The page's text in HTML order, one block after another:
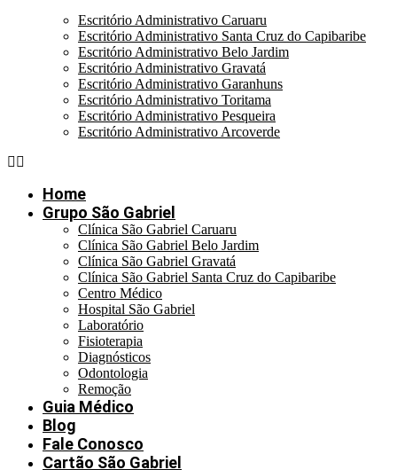
Escritório Administrativo Caruaru
Escritório Administrativo Santa Cruz do Capibaribe
Escritório Administrativo Belo Jardim
Escritório Administrativo Gravatá
Escritório Administrativo Garanhuns
Escritório Administrativo Toritama
Escritório Administrativo Pesqueira
Escritório Administrativo Arcoverde
Home
Grupo São Gabriel
Clínica São Gabriel Caruaru
Clínica São Gabriel Belo Jardim
Clínica São Gabriel Gravatá
Clínica São Gabriel Santa Cruz do Capibaribe
Centro Médico
Hospital São Gabriel
Laboratório
Fisioterapia
Diagnósticos
Odontologia
Remoção
Guia Médico
Blog
Fale Conosco
Cartão São Gabriel